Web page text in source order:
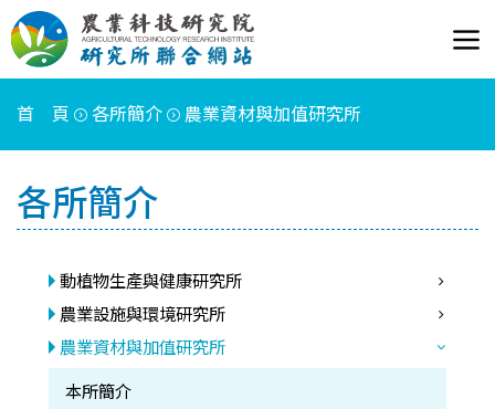
首 頁 各所簡介 農業資材與加值研究所
各所簡介
動植物生產與健康研究所
農業設施與環境研究所
農業資材與加值研究所
本所簡介